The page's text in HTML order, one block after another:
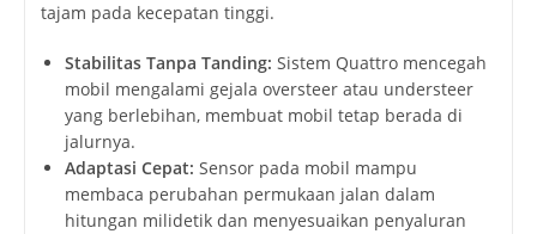
tajam pada kecepatan tinggi.
Stabilitas Tanpa Tanding: Sistem Quattro mencegah
mobil mengalami gejala oversteer atau understeer
yang berlebihan, membuat mobil tetap berada di
jalurnya.
Adaptasi Cepat: Sensor pada mobil mampu
membaca perubahan permukaan jalan dalam
hitungan milidetik dan menyesuaikan penyaluran